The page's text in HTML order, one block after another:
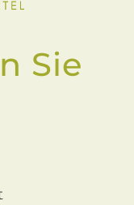
Sie